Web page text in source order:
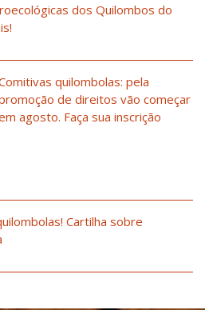
dos Quilombos do
quilombolas: pela
de direitos vão começar
agosto. Faça sua inscrição
Cartilha sobre